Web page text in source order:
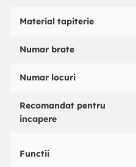
Material tapiterie
Numar brate
Numar locuri
Recomandat pentru
incapere
Functii